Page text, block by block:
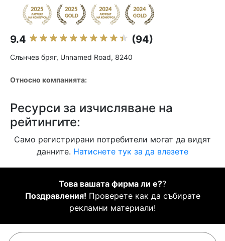
9.4 (94)
Слънчев бряг, Unnamed Road, 8240
Относно компанията:
Ресурси за изчисляване на
рейтингите:
Само регистрирани потребители могат да видят
данните. Натиснете тук за да влезете
Това вашата фирма ли е??
Поздравления! Проверете как да събирате
рекламни материали!